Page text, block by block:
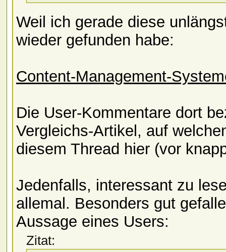
Weil ich gerade diese
wieder gefunden habe:
Content-Management-
Die User-Kommentare dort
Vergleichs-Artikel, auf
diesem Thread hier (vor
Jedenfalls, interessant zu
allemal. Besonders gut
Aussage eines Users:
Zitat: